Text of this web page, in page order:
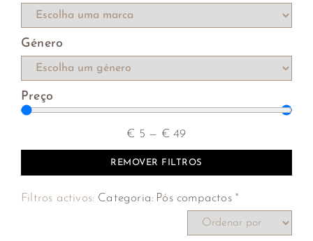
Género
Preço
€ 5 — €49
REMOVER FILTROS
Filtros activos: Categoria: Pós compactos ×